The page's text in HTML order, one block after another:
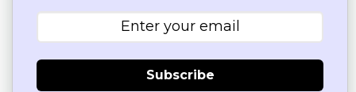
Subscribe